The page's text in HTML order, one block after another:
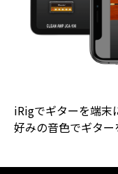
iRigでギターを端末
好みの音色でギター